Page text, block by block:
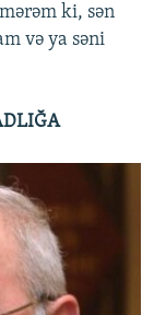
ki, sən
və ya səni